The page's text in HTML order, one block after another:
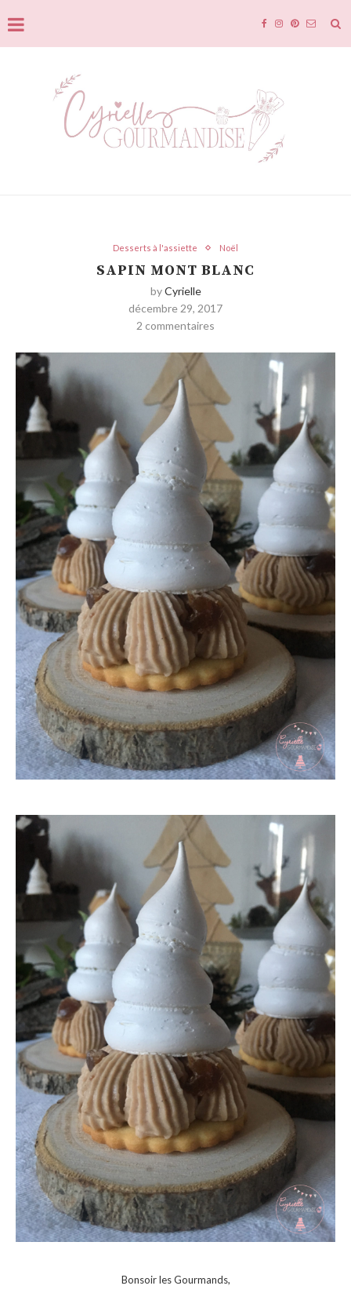
Desserts à l'assiette Noël
SAPIN MONT BLANC
byCyrielle
décembre 29, 2017
2 commentaires
Bonsoir les Gourmands,